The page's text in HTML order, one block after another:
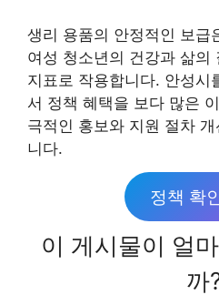
생리 용품의 안정적인 보급
여성 청소년의 건강과 삶의
지표로 작용합니다. 안성시
서 정책 혜택을 보다 많은
극적인 홍보와 지원 절차
니다.
정책 확
이 게시물이 얼
까